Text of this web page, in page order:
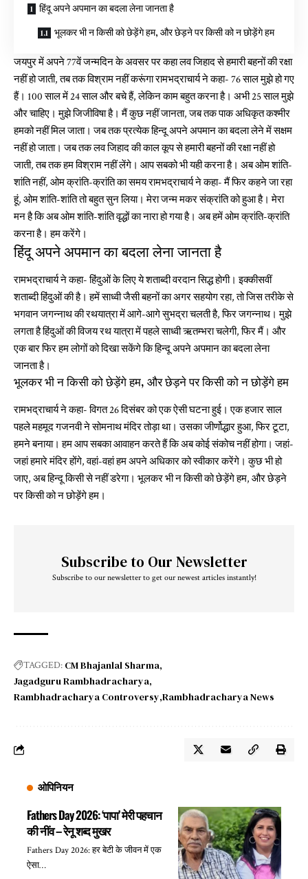
हिंदू अपने अपमान का बदला लेना जानता है
भूलकर भी न किसी को छेड़ेंगे हम, और छेड़ने पर किसी को न छोड़ेंगे हम
जयपुर में अपने 77वें जन्मदिन के अवसर पर कहा लव जिहाद से हमारी बहनों की रक्षा
नहीं हो जाती, तब तक विश्राम नहीं करूंगा रामभद्राचार्य ने कहा- 76 साल मुझे हो गए
हैं। 100 साल में 24 साल और बचे हैं, लेकिन काम बहुत करना है। अभी 25 साल मुझे
और चाहिए। मुझे जिजीविषा है। मैं कुछ नहीं जानता, जब तक पाक अधिकृत कश्मीर
हमको नहीं मिल जाता। जब तक प्रत्येक हिन्दू अपने अपमान का बदला लेने में सक्षम
नहीं हो जाता। जब तक लव जिहाद की काल कूप से हमारी बहनों की रक्षा नहीं हो
जाती, तब तक हम विश्राम नहीं लेंगे। आप सबको भी यही करना है। अब ओम शांति-
शांति नहीं, ओम क्रांति-क्रांति का समय रामभद्राचार्य ने कहा- मैं फिर कहने जा रहा
हूं, ओम शांति-शांति तो बहुत सुन लिया। मेरा जन्म मकर संक्रांति को हुआ है। मेरा
मन है कि अब ओम शांति-शांति वृद्धों का नारा हो गया है। अब हमें ओम क्रांति-क्रांति
करना है। हम करेंगे।
हिंदू अपने अपमान का बदला लेना जानता है
रामभद्राचार्य ने कहा- हिंदुओं के लिए ये शताब्दी वरदान सिद्ध होगी। इक्कीसवीं
शताब्दी हिंदुओं की है। हमें साध्वी जैसी बहनों का अगर सहयोग रहा, तो जिस तरीके से
भगवान जगन्नाथ की रथयात्रा में आगे-आगे सुभद्रा चलती है, फिर जगन्नाथ। मुझे
लगता है हिंदुओं की विजय रथ यात्रा में पहले साध्वी ऋतम्भरा चलेगी, फिर मैं। और
एक बार फिर हम लोगों को दिखा सकेंगे कि हिन्दू अपने अपमान का बदला लेना
जानता है।
भूलकर भी न किसी को छेड़ेंगे हम, और छेड़ने पर किसी को न छोड़ेंगे हम
रामभद्राचार्य ने कहा- विगत 26 दिसंबर को एक ऐसी घटना हुई। एक हजार साल
पहले महमूद गजनवी ने सोमनाथ मंदिर तोड़ा था। उसका जीर्णोद्धार हुआ, फिर टूटा,
हमने बनाया। हम आप सबका आवाहन करते हैं कि अब कोई संकोच नहीं होगा। जहां-
जहां हमारे मंदिर होंगे, वहां-वहां हम अपने अधिकार को स्वीकार करेंगे। कुछ भी हो
जाए, अब हिन्दू किसी से नहीं डरेगा। भूलकर भी न किसी को छेड़ेंगे हम, और छेड़ने
पर किसी को न छोड़ेंगे हम।
Subscribe to Our Newsletter
Subscribe to our newsletter to get our newest articles instantly!
TAGGED: CM Bhajanlal Sharma
Jagadguru Rambhadracharya
Rambhadracharya Controversy Rambhadracharya News
ओपिनियन
Fathers Day 2026: ‘पापा’ मेरी पहचान
की नींव – रेनू शब्द मुखर
Fathers Day 2026: हर बेटी के जीवन में एक
ऐसा…